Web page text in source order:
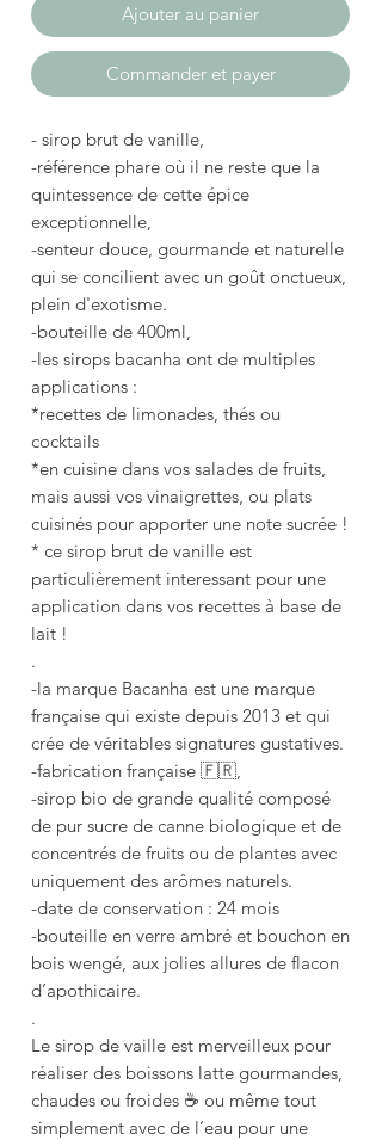
Ajouter au panier
Commander et payer
- sirop brut de vanille,
-référence phare où il ne reste que la
quintessence de cette épice
exceptionnelle,
-senteur douce, gourmande et naturelle
qui se concilient avec un goût onctueux,
plein d'exotisme.
-bouteille de 400ml,
-les sirops bacanha ont de multiples
applications :
*recettes de limonades, thés ou
cocktails
*en cuisine dans vos salades de fruits,
mais aussi vos vinaigrettes, ou plats
cuisinés pour apporter une note sucrée !
* ce sirop brut de vanille est
particulièrement interessant pour une
application dans vos recettes à base de
lait !
.
-la marque Bacanha est une marque
française qui existe depuis 2013 et qui
crée de véritables signatures gustatives.
-fabrication française 🇫🇷,
-sirop bio de grande qualité composé
de pur sucre de canne biologique et de
concentrés de fruits ou de plantes avec
uniquement des arômes naturels.
-date de conservation : 24 mois
-bouteille en verre ambré et bouchon en
bois wengé, aux jolies allures de flacon
d’apothicaire.
.
Le sirop de vaille est merveilleux pour
réaliser des boissons latte gourmandes,
chaudes ou froides ☕️ ou même tout
simplement avec de l’eau pour une